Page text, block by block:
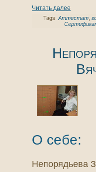
Читать далее
Tags:Аттестат,
О себе:
Непорядьева